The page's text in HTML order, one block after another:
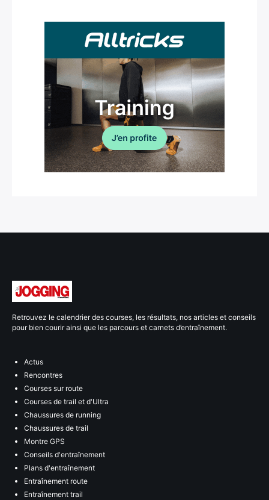
Retrouvez le calendrier des courses, les résultats, nos articles et conseils
pour bien courir ainsi que les parcours et carnets d’entraînement.
Actus
Rencontres
Courses sur route
Courses de trail et d'Ultra
Chaussures de running
Chaussures de trail
Montre GPS
Conseils d'entraînement
Plans d'entraînement
Entraînement route
Entraînement trail